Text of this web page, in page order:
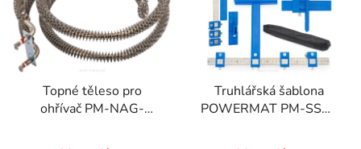
Topné těleso pro
ohřívač PM-NAG-
Truhlářská šablona
POWERMAT PM-SSO-